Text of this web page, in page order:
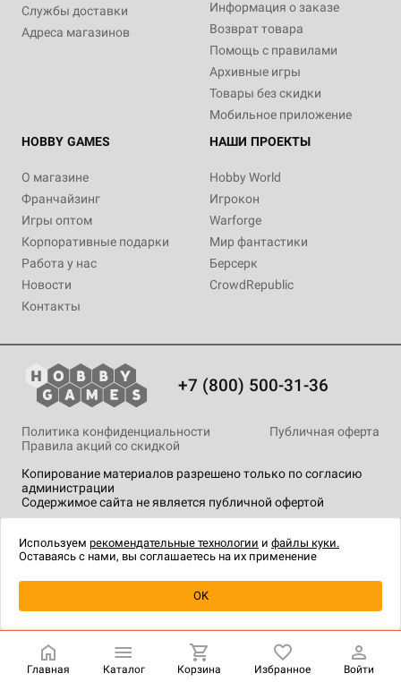
Службы доставки
Адреса магазинов
Информация о заказе
Возврат товара
Помощь с правилами
Архивные игры
Товары без скидки
Мобильное приложение
HOBBY GAMES
О магазине
Франчайзинг
Игры оптом
Корпоративные подарки
Работа у нас
Новости
Контакты
НАШИ ПРОЕКТЫ
Hobby World
Игрокон
Warforge
Мир фантастики
Берсерк
CrowdRepublic
+7 (800) 500-31-36
Копирование материалов разрешено только по согласию
администрации
Содержимое сайта не является публичной офертой
Политика конфиденциальности
Публичная оферта
Правила акций со скидкой
технологии .
Главная Каталог Корзина Избранное Войти
Используем рекомендательные технологии и файлы куки.
Оставаясь с нами, вы соглашаетесь на их применение
OK